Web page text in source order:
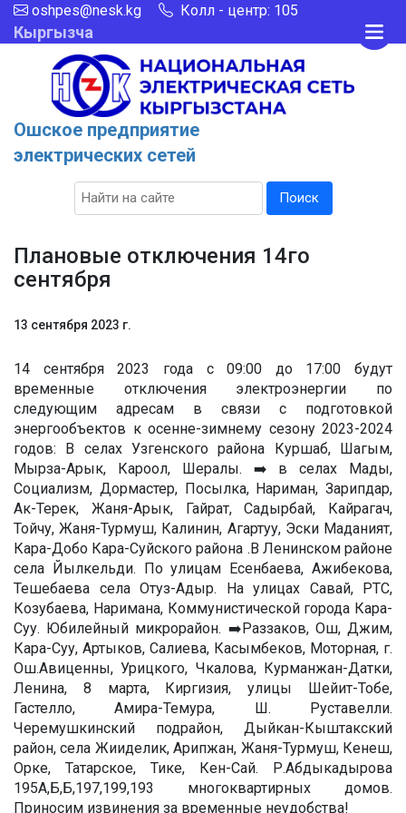
oshpes@nesk.kg Колл - центр: 105
Кыргызча
Ошское предприятие
электрических сетей
Поиск
Плановые отключения 14го
сентября
13 сентября 2023 г.
14 сентября 2023 года с 09:00 до 17:00 будут
временные отключения электроэнергии по
следующим адресам в связи с подготовкой
энергообъектов к осенне-зимнему сезону 2023-2024
годов: В селах Узгенского района Куршаб, Шагым,
Мырза-Арык, Кароол, Шералы. ➡️ в селах Мады,
Социализм, Дормастер, Посылка, Нариман, Зарипдар,
Ак-Терек, Жаня-Арык, Гайрат, Садырбай, Кайрагач,
Тойчу, Жаня-Турмуш, Калинин, Агартуу, Эски Маданият,
Кара-Добо Кара-Суйского района .В Ленинском районе
села Йылкельди. По улицам Есенбаева, Ажибекова,
Тешебаева села Отуз-Адыр. На улицах Савай, РТС,
Козубаева, Наримана, Коммунистической города Кара-
Суу. Юбилейный микрорайон. ➡️Раззаков, Ош, Джим,
Кара-Суу, Артыков, Салиева, Касымбеков, Моторная, г.
Ош.Авиценны, Урицкого, Чкалова, Курманжан-Датки,
Ленина, 8 марта, Киргизия, улицы Шейит-Тобе,
Гастелло, Амира-Темура, Ш. Руставелли.
Черемушкинский подрайон, Дыйкан-Кыштакский
район, села Жииделик, Арипжан, Жаня-Турмуш, Кенеш,
Орке, Татарское, Тике, Кен-Сай. Р.Абдыкадырова
195А,Б,Б,197,199,193 многоквартирных домов.
Приносим извинения за временные неудобства!